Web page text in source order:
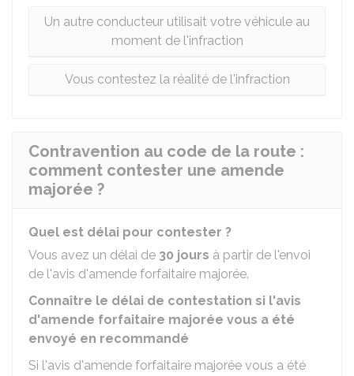
Un autre conducteur utilisait votre véhicule au
moment de l'infraction
Vous contestez la réalité de l'infraction
Contravention au code de la route :
comment contester une amende
majorée ?
Quel est délai pour contester ?
Vous avez un délai de 30 jours à partir de l'envoi
de l'avis d'amende forfaitaire majorée.
Connaître le délai de contestation si l'avis
d'amende forfaitaire majorée vous a été
envoyé en recommandé
Si l'avis d'amende forfaitaire majorée vous a été